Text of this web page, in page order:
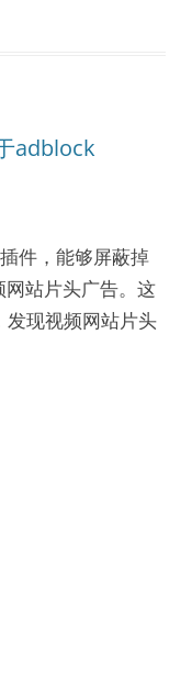
adblock
件，能够屏蔽掉
站片头广告。这
发现视频网站片头